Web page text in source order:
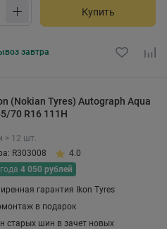
Купить
завтра
(Nokian Tyres) Autograph Aqua
70 R16 111H
> 12 шт.
R303008
4.0
4 050 рублей
гарантия Ikon Tyres
в подарок
старых шин в зачет новых